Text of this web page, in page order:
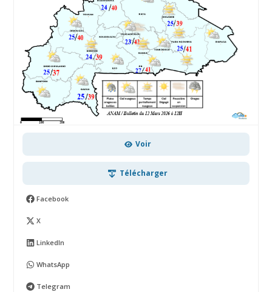
Voir
Télécharger
Facebook
X
LinkedIn
WhatsApp
Telegram